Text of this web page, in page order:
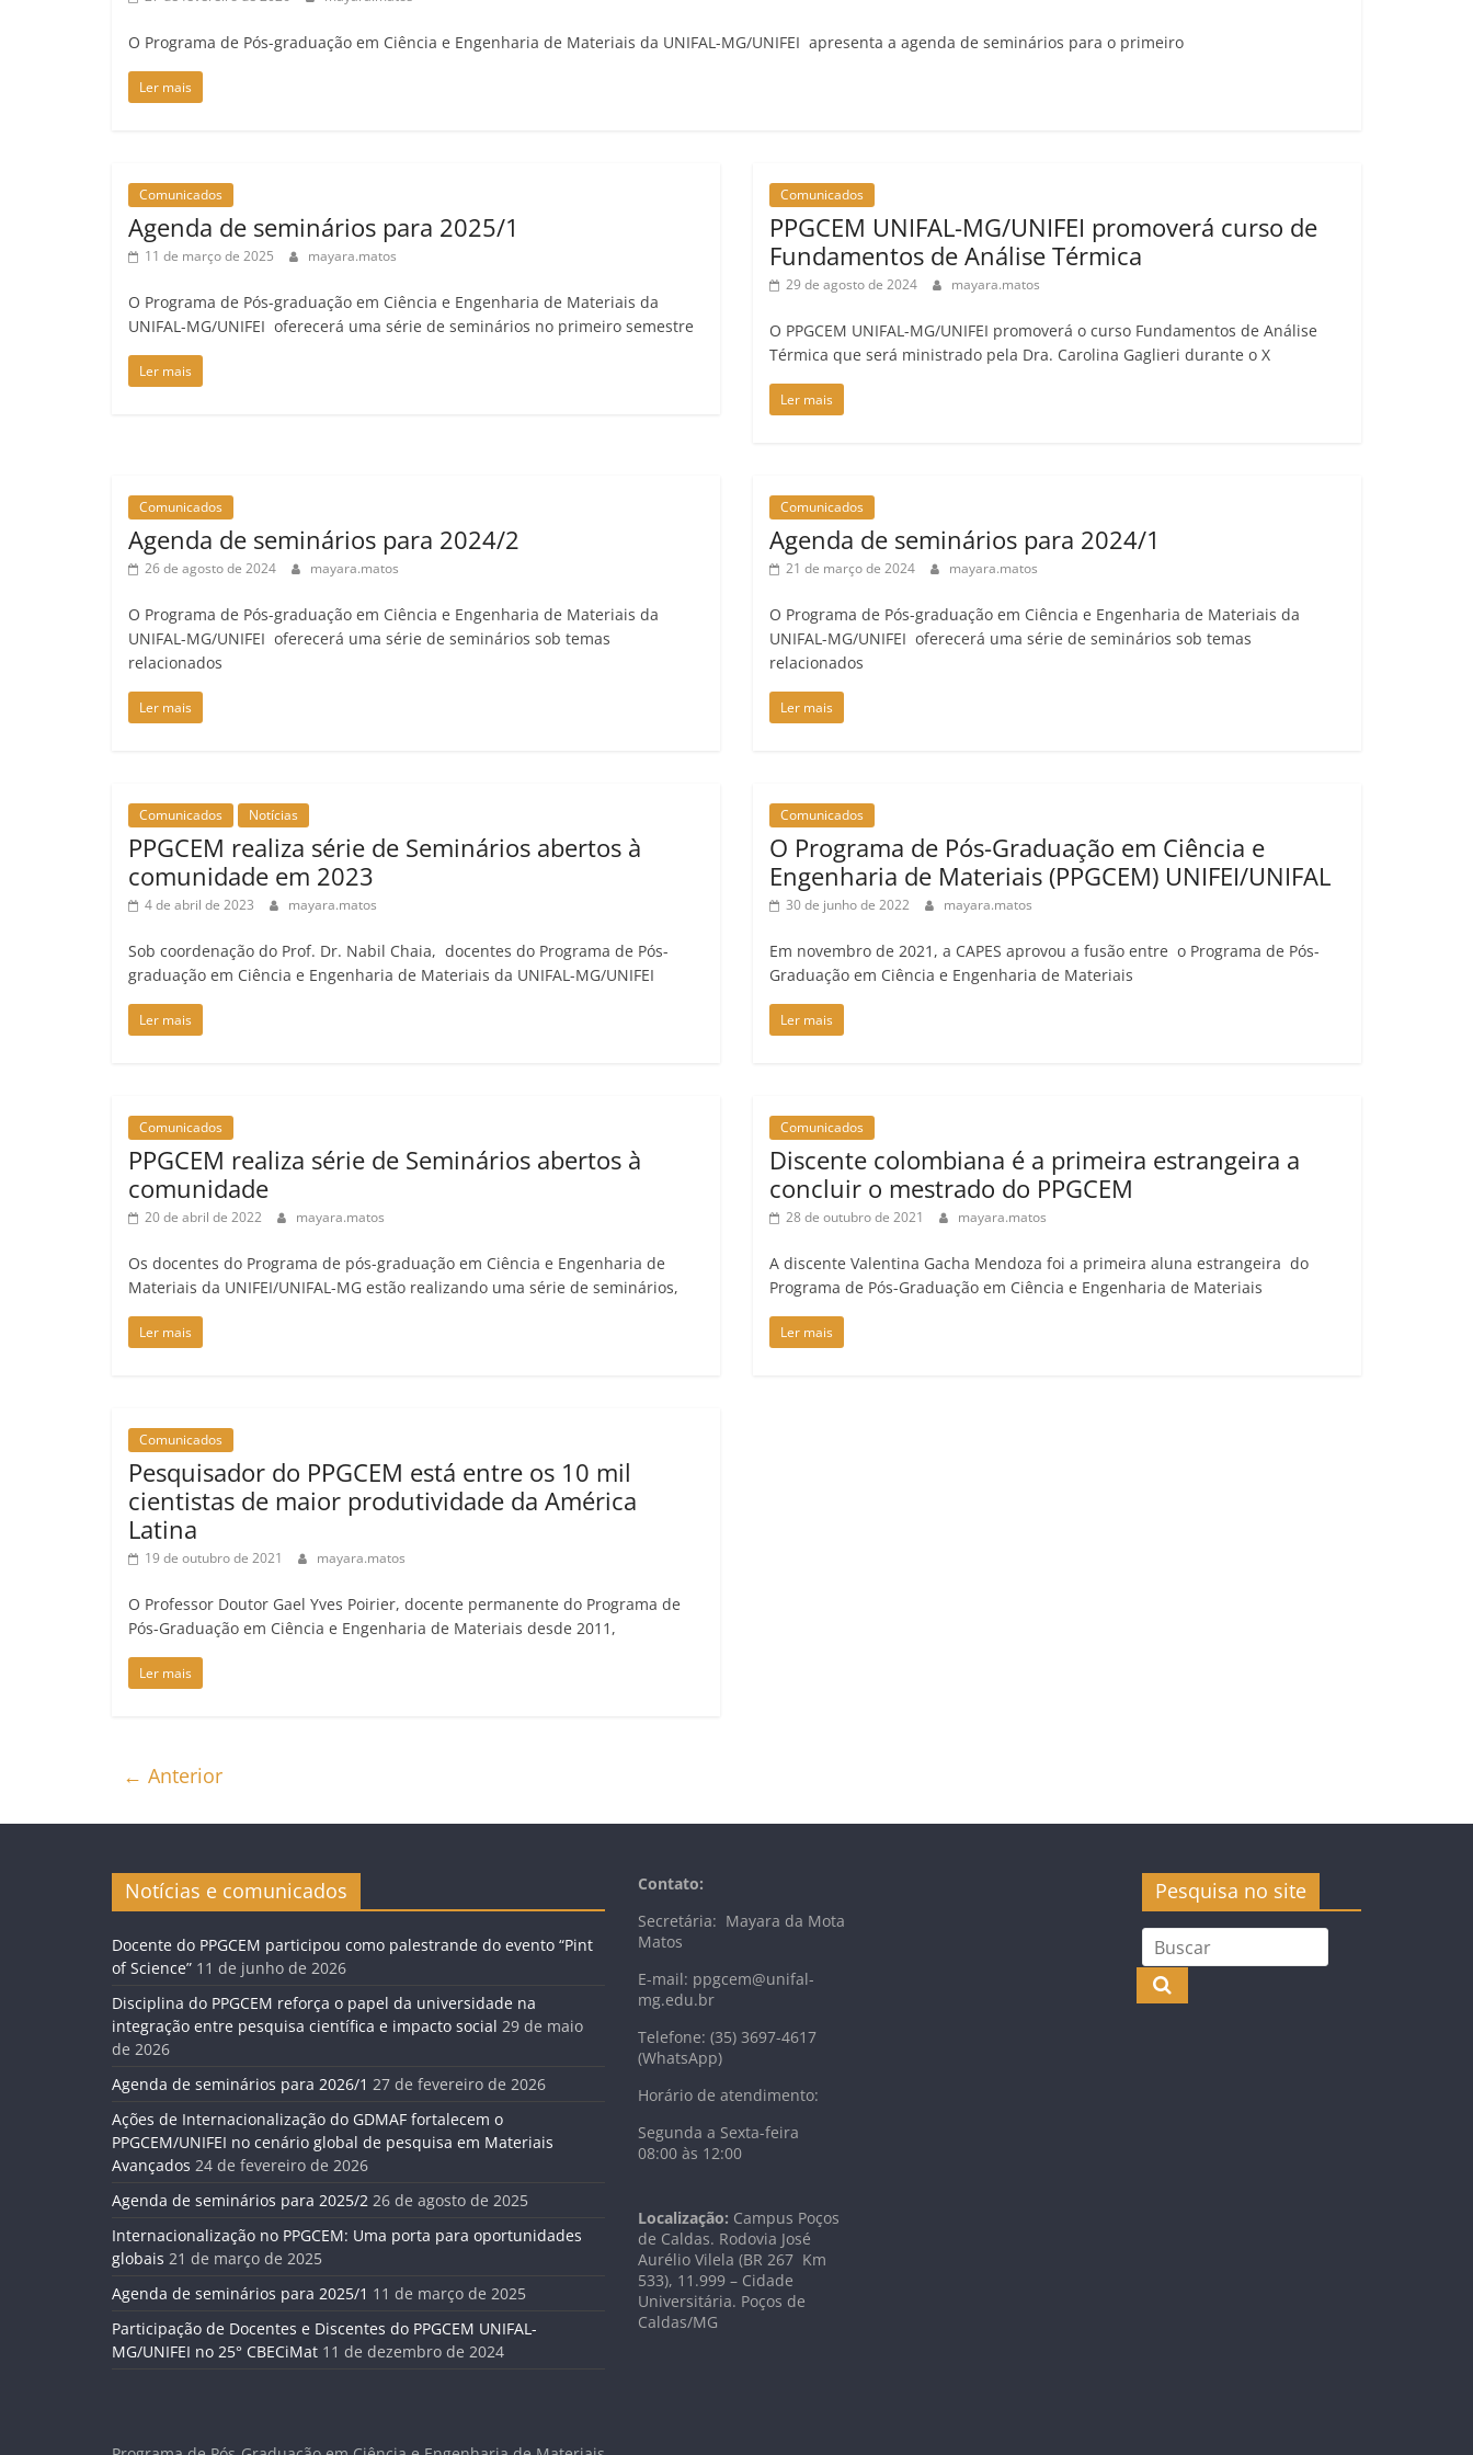
O Programa de Pós-graduação em Ciência e Engenharia de Materiais da UNIFAL-MG/UNIFEI apresenta a agenda de seminários para o primeiro
Ler mais
Comunicados
Agenda de seminários para 2025/1
11 de março de 2025 mayara.matos
O Programa de Pós-graduação em Ciência e Engenharia de Materiais da
UNIFAL-MG/UNIFEI oferecerá uma série de seminários no primeiro semestre
Ler mais
Comunicados
PPGCEM UNIFAL-MG/UNIFEI promoverá curso de
Fundamentos de Análise Térmica
29 de agosto de 2024 mayara.matos
O PPGCEM UNIFAL-MG/UNIFEI promoverá o curso Fundamentos de Análise
Térmica que será ministrado pela Dra. Carolina Gaglieri durante o X
Ler mais
Comunicados
Agenda de seminários para 2024/2
26 de agosto de 2024 mayara.matos
O Programa de Pós-graduação em Ciência e Engenharia de Materiais da
UNIFAL-MG/UNIFEI oferecerá uma série de seminários sob temas
relacionados
Ler mais
Comunicados
Agenda de seminários para 2024/1
21 de março de 2024 mayara.matos
O Programa de Pós-graduação em Ciência e Engenharia de Materiais da
UNIFAL-MG/UNIFEI oferecerá uma série de seminários sob temas
relacionados
Ler mais
Comunicados Notícias
PPGCEM realiza série de Seminários abertos à
comunidade em 2023
4 de abril de 2023 mayara.matos
Sob coordenação do Prof. Dr. Nabil Chaia, docentes do Programa de Pós-
graduação em Ciência e Engenharia de Materiais da UNIFAL-MG/UNIFEI
Ler mais
Comunicados
O Programa de Pós-Graduação em Ciência e
Engenharia de Materiais (PPGCEM) UNIFEI/UNIFAL
30 de junho de 2022 mayara.matos
Em novembro de 2021, a CAPES aprovou a fusão entre o Programa de Pós-
Graduação em Ciência e Engenharia de Materiais
Ler mais
Comunicados
PPGCEM realiza série de Seminários abertos à
comunidade
20 de abril de 2022 mayara.matos
Os docentes do Programa de pós-graduação em Ciência e Engenharia de
Materiais da UNIFEI/UNIFAL-MG estão realizando uma série de seminários,
Ler mais
Comunicados
Discente colombiana é a primeira estrangeira a
concluir o mestrado do PPGCEM
28 de outubro de 2021 mayara.matos
A discente Valentina Gacha Mendoza foi a primeira aluna estrangeira do
Programa de Pós-Graduação em Ciência e Engenharia de Materiais
Ler mais
Comunicados
Pesquisador do PPGCEM está entre os 10 mil
cientistas de maior produtividade da América
Latina
19 de outubro de 2021 mayara.matos
O Professor Doutor Gael Yves Poirier, docente permanente do Programa de
Pós-Graduação em Ciência e Engenharia de Materiais desde 2011,
Ler mais
← Anterior
Notícias e comunicados
Docente do PPGCEM participou como palestrande do evento “Pint
of Science” 11 de junho de 2026
Disciplina do PPGCEM reforça o papel da universidade na
integração entre pesquisa científica e impacto social 29 de maio
de 2026
Agenda de seminários para 2026/1 27 de fevereiro de 2026
Ações de Internacionalização do GDMAF fortalecem o
PPGCEM/UNIFEI no cenário global de pesquisa em Materiais
Avançados 24 de fevereiro de 2026
Agenda de seminários para 2025/2 26 de agosto de 2025
Internacionalização no PPGCEM: Uma porta para oportunidades
globais 21 de março de 2025
Agenda de seminários para 2025/1 11 de março de 2025
Participação de Docentes e Discentes do PPGCEM UNIFAL-
MG/UNIFEI no 25° CBECiMat 11 de dezembro de 2024
Contato:
Secretária: Mayara da Mota
Matos
E-mail: ppgcem@unifal-
mg.edu.br
Telefone: (35) 3697-4617
(WhatsApp)
Horário de atendimento:
Segunda a Sexta-feira
08:00 às 12:00
Localização: Campus Poços
de Caldas. Rodovia José
Aurélio Vilela (BR 267 Km
533), 11.999 – Cidade
Universitária. Poços de
Caldas/MG
Pesquisa no site